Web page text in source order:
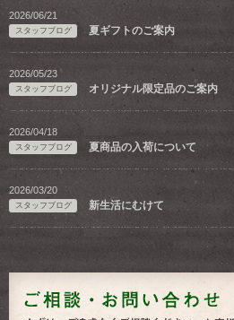
2026/06/21
スタッフブログ 夏ギフトのご案内
2026/05/23
スタッフブログ オリジナル限定品のご案内
2026/04/18
スタッフブログ 夏商品の入荷について
2026/03/20
スタッフブログ 新生活にむけて